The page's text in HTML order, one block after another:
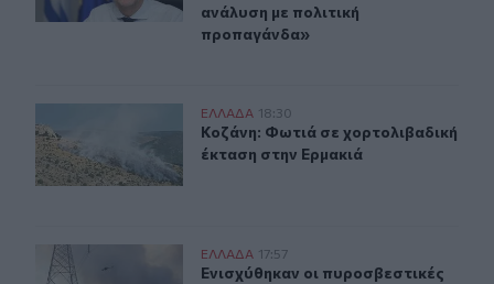
ανάλυση με πολιτική
προπαγάνδα»
Κοζάνη: Φωτιά σε χορτολιβαδική έκταση στην Ερμακιά
ΕΛΛAΔΑ 18:30
Κοζάνη: Φωτιά σε χορτολιβαδική
Κοζάνη: Φωτιά σε χορτολιβαδική
έκταση στην Ερμακιά
Ενισχύθηκαν οι πυροσβεστικές δυνάμεις στην
ΕΛΛAΔΑ 17:57
Ενισχύθηκαν οι πυροσβεστικές
Ενισχύθηκαν οι πυροσβεστικές